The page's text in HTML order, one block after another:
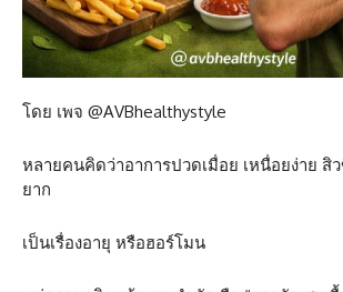
โดย เพจ @AVBhealthystyle
หลายคนคิดว่าอาการปวดเมื่อย เหนื่อยง่าย สิ
ยาก
เป็นเรื่องอายุ หรือฮอร์โมน